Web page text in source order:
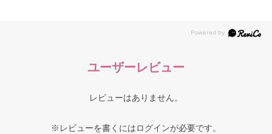
ユーザーレビュー
レビューはありません。
※レビューを書くにはログインが必要です。